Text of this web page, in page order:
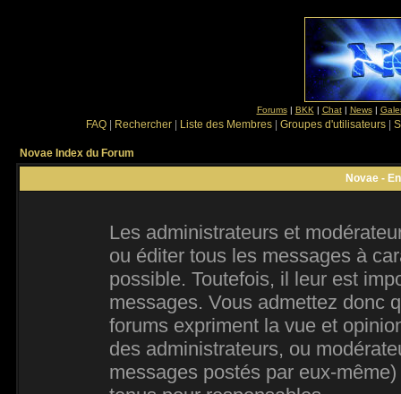
Forums| BKK | Chat| News|
FAQ Rechercher Liste des Membres Groupes d'utilisateurs
Novae Index du Forum
Novae -
Les administrateurs et
ou éditer tous les messages à
possible. Toutefois, il leur est
messages. Vous admettez donc
forums expriment la vue et
des administrateurs, ou
messages postés par eux-